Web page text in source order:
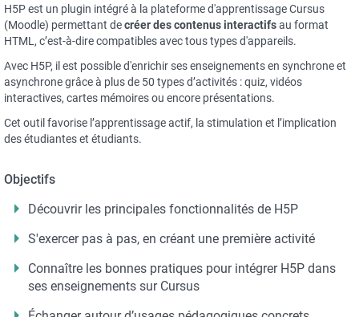
H5P est un plugin intégré à la plateforme d'apprentissage Cursus
(Moodle) permettant decréer des contenus interactifsau format
HTML, c’est-à-dire compatibles avec tous types d'appareils.
Avec H5P, il est possible d'enrichir ses enseignements en synchrone et
asynchrone grâce à plus de 50 types d’activités : quiz, vidéos
interactives, cartes mémoires ou encore présentations.
Cet outil favorise l’apprentissage actif, la stimulation et l’implication
des étudiantes et étudiants.
Objectifs
Découvrir les principales fonctionnalités de H5P
S'exercer pas à pas, en créant une première activité
Connaître les bonnes pratiques pour intégrer H5P dans
ses enseignements sur Cursus